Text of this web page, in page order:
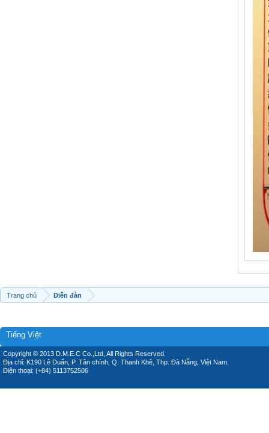
Trang chủ Diễn đàn
Tiếng Việt
Copyright © 2013 D.M.E.C Co.,Ltd, All Rights Reserved.
Địa chỉ: K190 Lê Duẩn, P. Tân chính, Q. Thanh Khê, Thp. Đà Nẵng, Việt Nam.
Điện thoại: (+84) 5113752506